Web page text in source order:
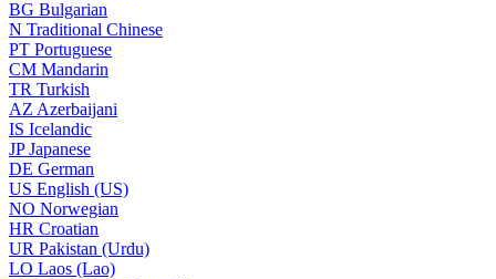
BG Bulgarian
N Traditional Chinese
PT Portuguese
CM Mandarin
TR Turkish
AZ Azerbaijani
IS Icelandic
JPJapanese
DE German
US English (US)
NO Norwegian
HR Croatian
UR Pakistan (Urdu)
LO Laos (Lao)